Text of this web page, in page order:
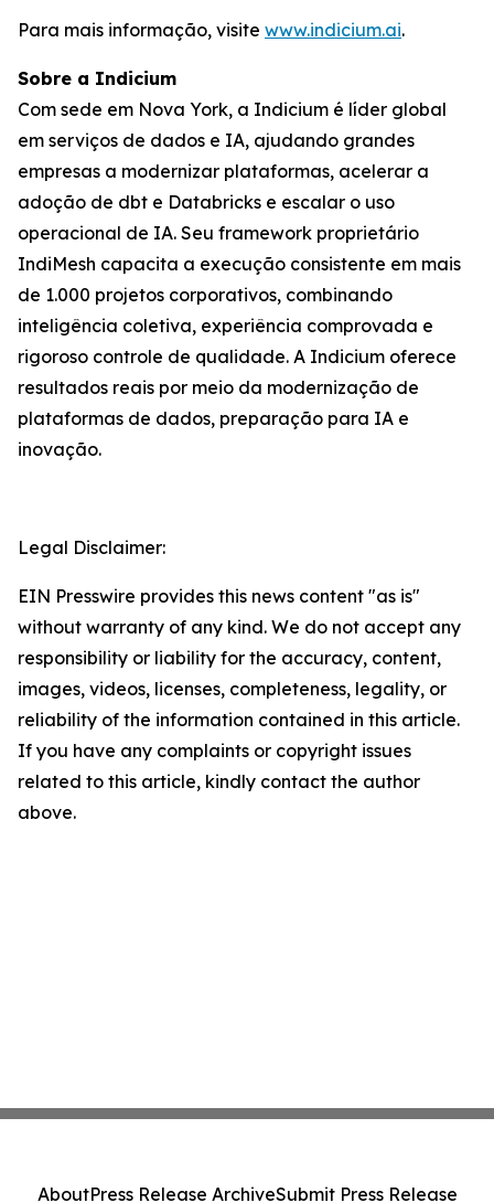
Para mais informação, visite www.indicium.ai.
Sobre a Indicium
Com sede em Nova York, a Indicium é líder global
em serviços de dados e IA, ajudando grandes
empresas a modernizar plataformas, acelerar a
adoção de dbt e Databricks e escalar o uso
operacional de IA. Seu framework proprietário
IndiMesh capacita a execução consistente em mais
de 1.000 projetos corporativos, combinando
inteligência coletiva, experiência comprovada e
rigoroso controle de qualidade. A Indicium oferece
resultados reais por meio da modernização de
plataformas de dados, preparação para IA e
inovação.
Legal Disclaimer:
EIN Presswire provides this news content "as is"
without warranty of any kind. We do not accept any
responsibility or liability for the accuracy, content,
images, videos, licenses, completeness, legality, or
reliability of the information contained in this article.
If you have any complaints or copyright issues
related to this article, kindly contact the author
above.
AboutPress Release ArchiveSubmit Press Release